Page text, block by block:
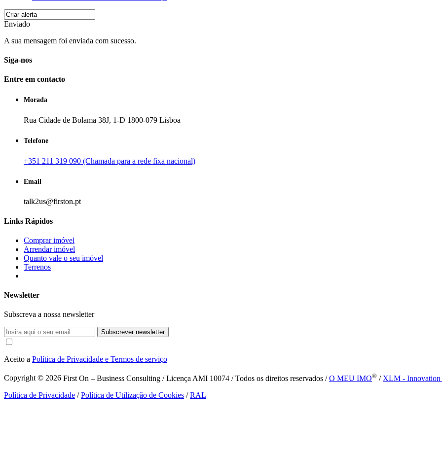
Enviado
A sua mensagem foi enviada com sucesso.
Siga-nos
Entre em contacto
Morada
Rua Cidade de Bolama 38J, 1-D 1800-079 Lisboa
Telefone
+351 211 319 090 (Chamada para a rede fixa nacional)
Email
talk2us@firston.pt
Links Rápidos
Comprar imóvel
Arrendar imóvel
Quanto vale o seu imóvel
Terrenos
Newsletter
Subscreva a nossa newsletter
Subscrever newsletter
Aceito a Política de Privacidade e Termos de serviço
Copyright © 2026 First On – Business Consulting / Licença AMI 10074 / Todos os direitos reservados /O MEU IMO® / XLM -
Política de Privacidade /Política de Utilização de Cookies /RAL